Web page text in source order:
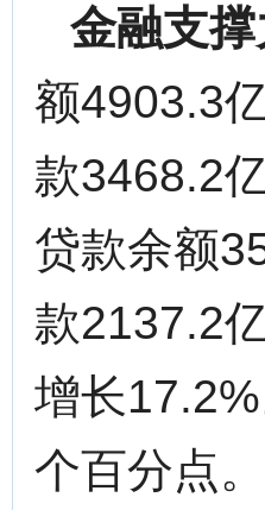
金融支撑
额4903.3
款3468.2
贷款余额
款2137.2
增长
个百分点